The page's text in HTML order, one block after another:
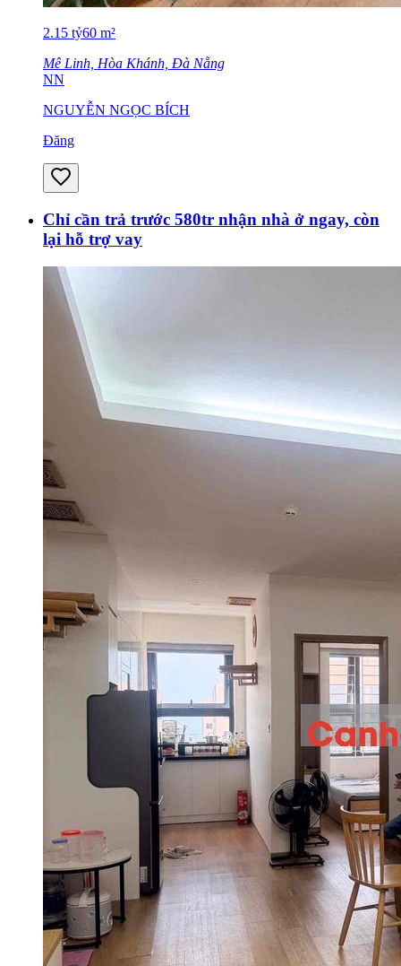
2.15 tỷ60 m²
Mê Linh, Hòa Khánh, Đà Nẵng
NN
NGUYỄN NGỌC BÍCH
Đăng
Chỉ cần trả trước 580tr nhận nhà ở ngay, còn
lại hỗ trợ vay